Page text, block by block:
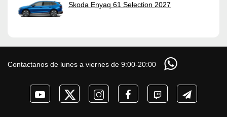
Skoda Enyaq 61 Selection 2027
Contactanos de lunes a viernes de 9:00-20:00